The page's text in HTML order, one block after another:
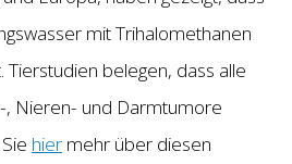
mit Trihalomethanen
belegen, dass alle
Nieren- und Darmtumore
hier mehr über diesen